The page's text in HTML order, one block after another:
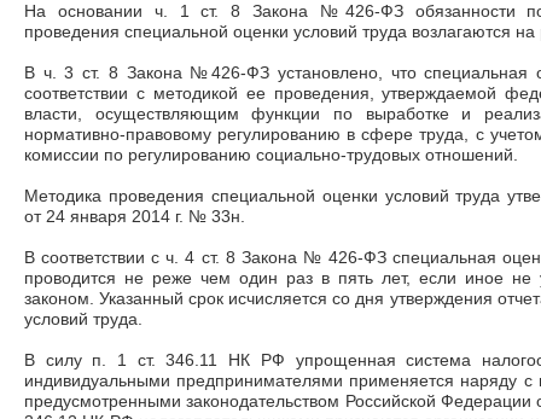
На основании ч. 1 ст. 8 Закона №426-ФЗ обязанности
проведения специальной оценки условий труда возлагаются на
В ч. 3 ст. 8 Закона №426-ФЗ установлено, что специальная
соответствии с методикой ее проведения, утверждаемой
власти, осуществляющим функции по выработке и
нормативно-правовому регулированию в сфере труда, с
комиссии по регулированию социально-трудовых отношений.
Методика проведения специальной оценки условий труда
от 24 января 2014 г. № 33н.
В соответствии с ч. 4 ст. 8 Закона № 426-ФЗ специальная
проводится не реже чем один раз в пять лет, если иное
законом. Указанный срок исчисляется со дня утверждения
условий труда.
В силу п. 1 ст. 346.11 НК РФ упрощенная система
индивидуальными предпринимателями применяется наряду
предусмотренными законодательством Российской Федерации